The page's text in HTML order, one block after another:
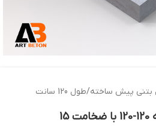
بتنی پیش ساخته/طول 120 سانت
دال بتنی پیش ساخته 120-120 با ضخامت 15